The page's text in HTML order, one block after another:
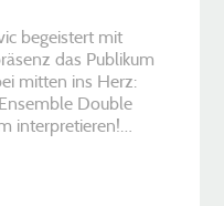
begeistert mit
das Publikum
mitten ins Herz:
Double
interpretieren!…